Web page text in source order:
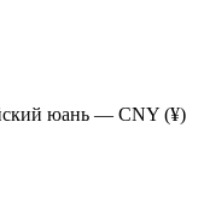
юань — CNY (¥)